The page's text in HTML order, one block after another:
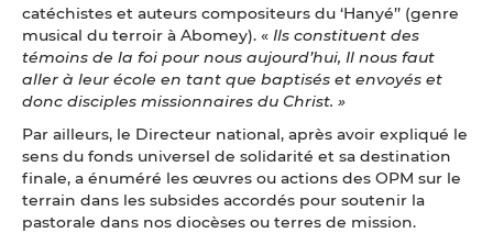
catéchistes et auteurs compositeurs du ‘Hanyé’’ (genre
musical du terroir à Abomey). « Ils constituent des
témoins de la foi pour nous aujourd’hui, Il nous faut
aller à leur école en tant que baptisés et envoyés et
donc disciples missionnaires du Christ. »
Par ailleurs, le Directeur national, après avoir expliqué le
sens du fonds universel de solidarité et sa destination
finale, a énuméré les œuvres ou actions des OPM sur le
terrain dans les subsides accordés pour soutenir la
pastorale dans nos diocèses ou terres de mission.